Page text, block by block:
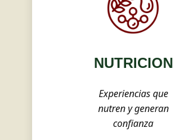
NUTRICION
Experiencias que
nutren y generan
confianza